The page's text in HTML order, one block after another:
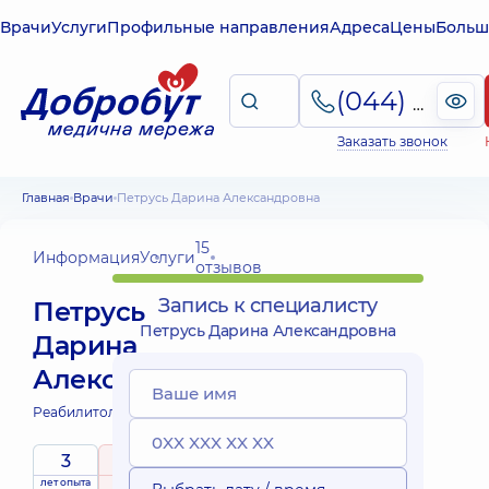
ВрачиУслугиПрофильные направленияАдресаЦены
(044) 495-2-888
Заказать звонок
Главная Врачи Петрусь Дарина Александровна
ИнформацияУслуги15
отзывов
Петрусь
Дарина
Александровна
Реабилитолог;
3
лет опыта
5 / 5
рейтингна основе
Запись к специалисту
Петрусь Дарина Александровна